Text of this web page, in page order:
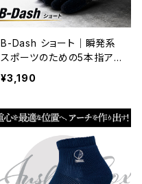
B-Dash ショート｜瞬発系
スポーツのための5本指ア
スリートソックス
¥3,190